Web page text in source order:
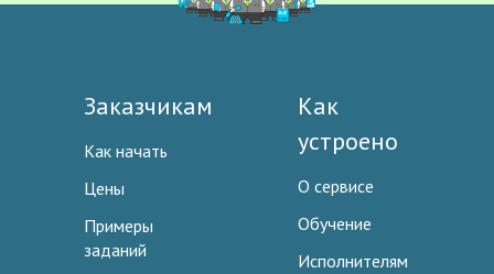
Заказчикам
Как начать
Цены
Примеры
заданий
Как
устроено
О сервисе
Обучение
Исполнителям